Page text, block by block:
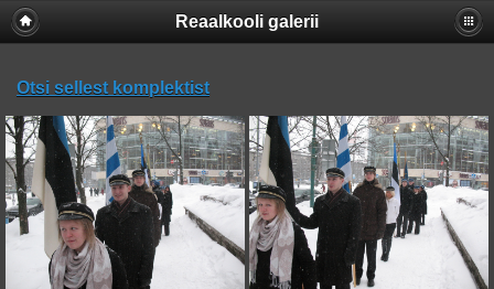
Reaalkooli galerii
Otsi sellest komplektist